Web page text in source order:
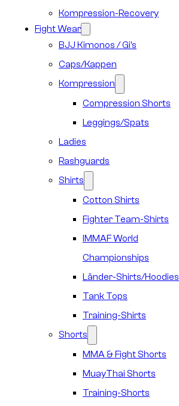
Kompression-Recovery
Fight Wear
BJJ Kimonos / Gi’s
Caps/Kappen
Kompression
Compression Shorts
Leggings/Spats
Ladies
Rashguards
Shirts
Cotton Shirts
Fighter Team-Shirts
IMMAF World
Championships
Länder-Shirts/Hoodies
Tank Tops
Training-Shirts
Shorts
MMA & Fight Shorts
MuayThai Shorts
Training-Shorts